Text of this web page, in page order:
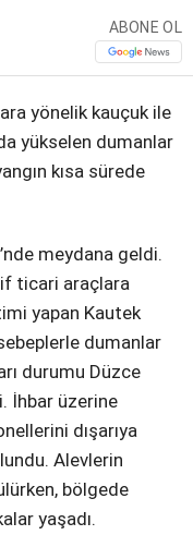
İhbar Hattı
Facebook
Instagram
Youtube
ABONE OL
yönelik kauçuk ile
yükselen dumanlar
kısa sürede
meydana geldi.
ticari araçlara
yapan Kautek
dumanlar
durumu Düzce
İhbar üzerine
dışarıya
Alevlerin
bölgede
yaşadı.